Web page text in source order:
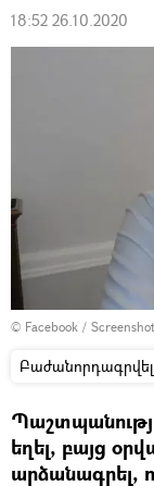
18:52 26.10.2020
© Facebook /
Բաժանորդագրվել
եղել, բայց
արձանագրել,